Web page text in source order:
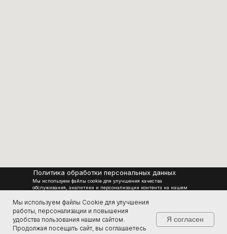
Мы используем файлы Cookie для улучшения
работы, персонализации и повышения
удобства пользования нашим сайтом.
Продолжая посещать сайт, вы соглашаетесь
Я согласен
Официальный сайт завода по производству
квадроциклов СОКОЛ 2014-2026 Все права
Политика обработки персональных данных
Мы используем файлы cookie для улучшения качества
обслуживания, аналитики и персонализации контента на нашем
Применяя сайт, вы соглашаетесь на использование cookies в
соответствии с нашей Политикой конфиденциальности. Вы
можете изменить настройки cookies в вашем браузере в любое
время.